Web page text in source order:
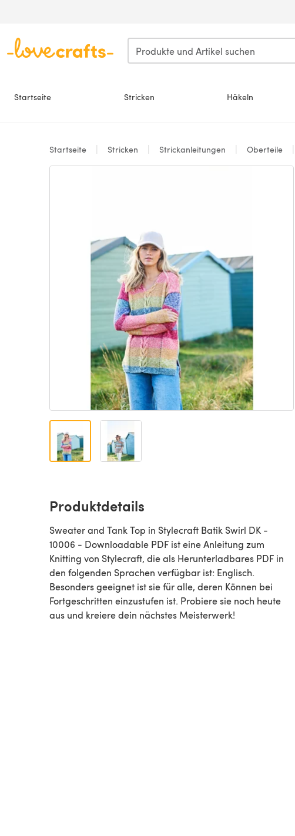
Startseite Stricken Häkeln
Startseite Stricken Strickanleitungen Oberteile
Produktdetails
Sweater and Tank Top in Stylecraft Batik Swirl DK -
10006 - Downloadable PDF ist eine Anleitung zum
Knitting von Stylecraft, die als Herunterladbares PDF in
den folgenden Sprachen verfügbar ist: Englisch.
Besonders geeignet ist sie für alle, deren Können bei
Fortgeschritten einzustufen ist. Probiere sie noch heute
aus und kreiere dein nächstes Meisterwerk!